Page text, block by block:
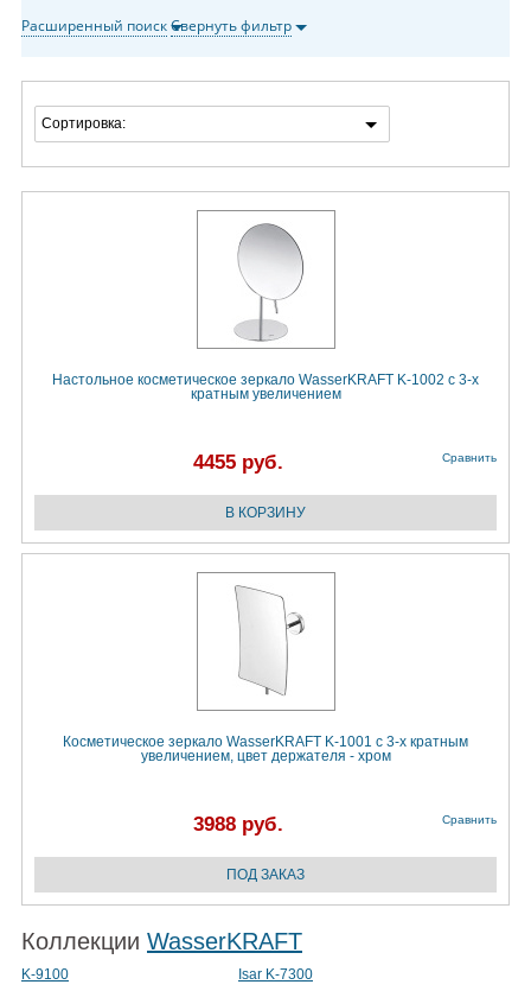
Расширенный поискСвернуть фильтр
Сортировка:
Настольное косметическое зеркало WasserKRAFT K-1002 с 3-х
кратным увеличением
4455 руб. Сравнить
Косметическое зеркало WasserKRAFT K-1001 с 3-х кратным
увеличением, цвет держателя - хром
3988 руб. Сравнить
Коллекции WasserKRAFT
K-9100 Isar K-7300